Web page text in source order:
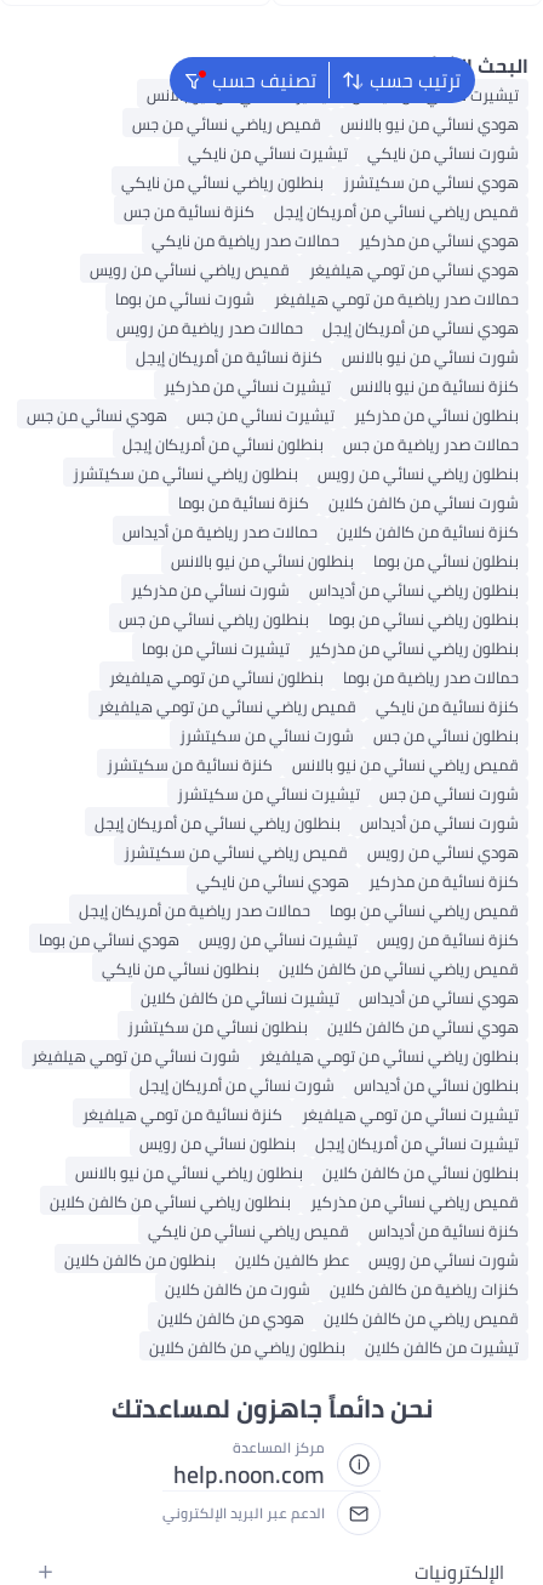
ترتيب حسب تصنيف حسب الشائع
نسائي من أديداس
تيشيرت نسائي من نيو بالانس
نسائي من نيو بالانس
قميص رياضي نسائي من جس
نسائي من نايكي
تيشيرت نسائي من نايكي
نسائي من سكيتشرز
بنطلون رياضي نسائي من نايكي
رياضي نسائي من أمريكان إيجل
كنزة نسائية من جس
نسائي من مذركير
حمالات صدر رياضية من نايكي
نسائي من تومي هيلفيغر
قميص رياضي نسائي من رويس
صدر رياضية من تومي هيلفيغر
شورت نسائي من بوما
نسائي من أمريكان إيجل
حمالات صدر رياضية من رويس
نسائي من نيو بالانس
كنزة نسائية من أمريكان إيجل
من نيو بالانس
تيشيرت نسائي من مذركير
نسائي من مذركير
تيشيرت نسائي من جس
هودي نسائي من جس
صدر رياضية من جس
بنطلون نسائي من أمريكان إيجل
رياضي نسائي من رويس
بنطلون رياضي نسائي من سكيتشرز
نسائي من كالفن كلاين
كنزة نسائية من بوما
من كالفن كلاين
حمالات صدر رياضية من أديداس
نسائي من بوما
بنطلون نسائي من نيو بالانس
رياضي نسائي من أديداس
شورت نسائي من مذركير
رياضي نسائي من بوما
بنطلون رياضي نسائي من جس
رياضي نسائي من مذركير
تيشيرت نسائي من بوما
صدر رياضية من بوما
بنطلون نسائي من تومي هيلفيغر
نسائية من نايكي
قميص رياضي نسائي من تومي هيلفيغر
نسائي من جس
شورت نسائي من سكيتشرز
رياضي نسائي من نيو بالانس
كنزة نسائية من سكيتشرز
نسائي من جس
تيشيرت نسائي من سكيتشرز
نسائي من أديداس
بنطلون رياضي نسائي من أمريكان إيجل
نسائي من رويس
قميص رياضي نسائي من سكيتشرز
نسائية من مذركير
هودي نسائي من نايكي
رياضي نسائي من بوما
حمالات صدر رياضية من أمريكان إيجل
نسائية من رويس
تيشيرت نسائي من رويس
هودي نسائي من بوما
رياضي نسائي من كالفن كلاين
بنطلون نسائي من نايكي
نسائي من أديداس
تيشيرت نسائي من كالفن كلاين
نسائي من كالفن كلاين
بنطلون نسائي من سكيتشرز
رياضي نسائي من تومي هيلفيغر
شورت نسائي من تومي هيلفيغر
نسائي من أديداس
شورت نسائي من أمريكان إيجل
نسائي من تومي هيلفيغر
كنزة نسائية من تومي هيلفيغر
نسائي من أمريكان إيجل
بنطلون نسائي من رويس
نسائي من كالفن كلاين
بنطلون رياضي نسائي من نيو بالانس
رياضي نسائي من مذركير
بنطلون رياضي نسائي من كالفن كلاين
نسائية من أديداس
قميص رياضي نسائي من نايكي
نسائي من رويس
عطر كالفين كلاين
بنطلون من كالفن كلاين
رياضية من كالفن كلاين
شورت من كالفن كلاين
رياضي من كالفن كلاين
هودي من كالفن كلاين
من كالفن كلاين
بنطلون رياضي من كالفن كلاين
نحن دائماً جاهزون لمساعدتك
مركز المساعدة
help.noon.com
الدعم عبر البريد الإلكتروني